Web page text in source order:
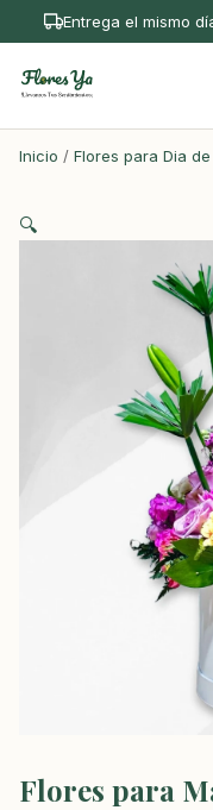
Entrega el mismo
Inicio / Flores para Dia
🔍
Flores para